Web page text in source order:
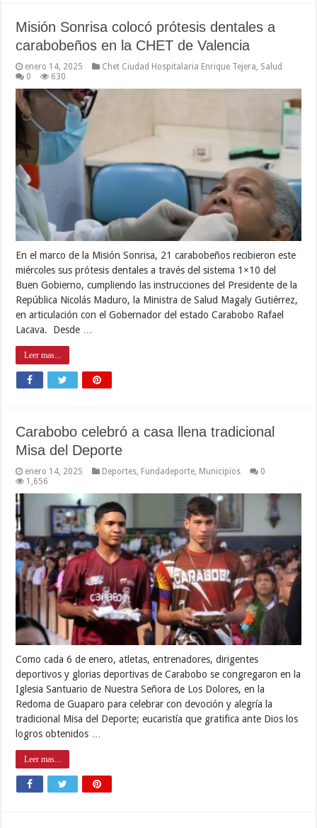
Misión Sonrisa colocó prótesis dentales a
carabobeños en la CHET de Valencia
enero 14, 2025 Chet Ciudad Hospitalaria Enrique Tejera, Salud
0
630
En el marco de la Misión Sonrisa, 21 carabobeños recibieron este
miércoles sus prótesis dentales a través del sistema 1×10 del
Buen Gobierno, cumpliendo las instrucciones del Presidente de la
República Nicolás Maduro, la Ministra de Salud Magaly Gutiérrez,
en articulación con el Gobernador del estado Carabobo Rafael
Lacava. Desde …
Leer mas...
Carabobo celebró a casa llena tradicional
Misa del Deporte
enero 14, 2025 Deportes Fundadeporte Municipios
0
1,656
Como cada 6 de enero, atletas, entrenadores, dirigentes
deportivos y glorias deportivas de Carabobo se congregaron en la
Iglesia Santuario de Nuestra Señora de Los Dolores, en la
Redoma de Guaparo para celebrar con devoción y alegría la
tradicional Misa del Deporte; eucaristía que gratifica ante Dios los
logros obtenidos …
Leer mas...